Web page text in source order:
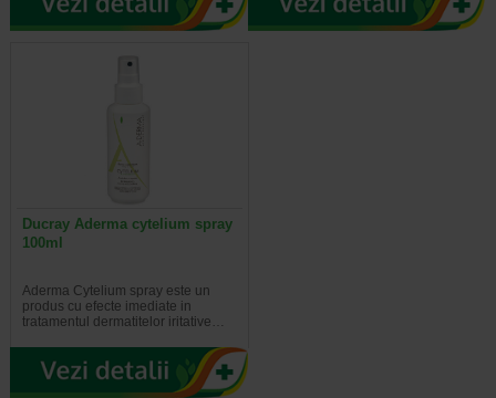
Ducray Aderma cytelium spray
100ml
Aderma Cytelium spray este un
produs cu efecte imediate in
tratamentul dermatitelor iritative…